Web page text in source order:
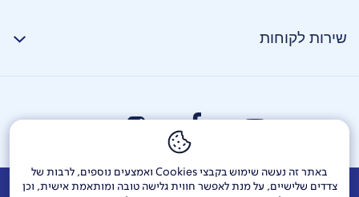
באתר זה נעשה שימוש בקבצי Cookies ואמצעים נוספים, לרבות של
צדדים שלישיים, על מנת לאפשר חווית גלישה טובה ומותאמת אישית, וכן
שירות לקוחות